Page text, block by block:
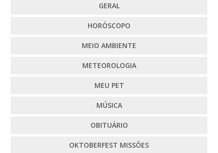
GERAL
HORÓSCOPO
MEIO AMBIENTE
METEOROLOGIA
MEU PET
MÚSICA
OBITUÁRIO
OKTOBERFEST MISSÕES